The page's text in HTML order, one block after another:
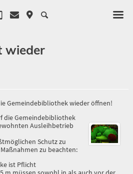
wieder
Gemeindebibliothek wieder öffnen!
die Gemeindebibliothek
Ausleihbetrieb
Schutz zu
zu beachten:
ist Pflicht